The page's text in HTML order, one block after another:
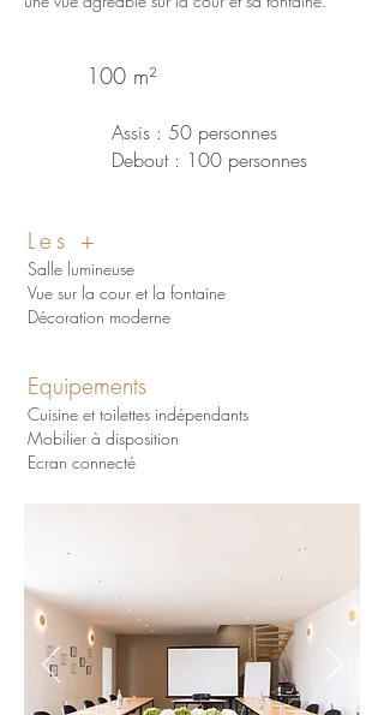
100 m²
Assis : 50 personnes
Debout : 100 personnes
Les +
Salle lumineuse
Vue sur la cour et la fontaine
Décoration moderne
Equipements
Cuisine et toilettes indépendants
Mobilier à disposition
Ecran connecté